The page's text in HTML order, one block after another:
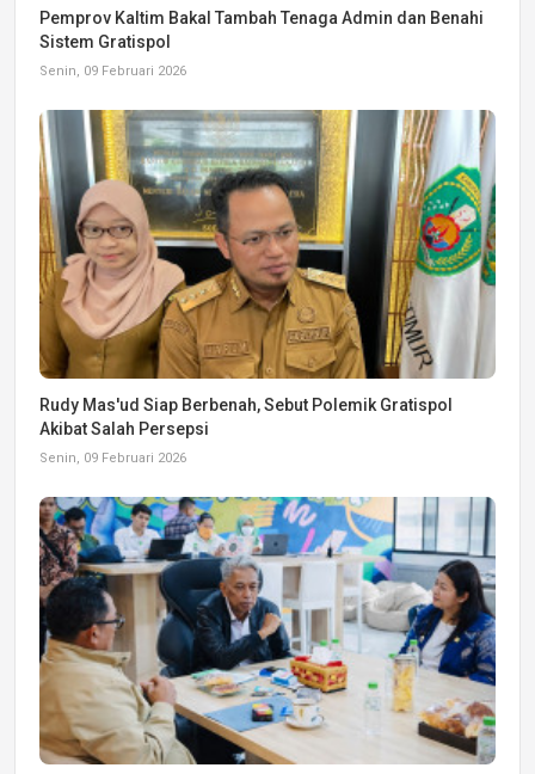
Pemprov Kaltim Bakal Tambah Tenaga Admin dan Benahi
Sistem Gratispol
Senin, 09 Februari 2026
Rudy Mas'ud Siap Berbenah, Sebut Polemik Gratispol
Akibat Salah Persepsi
Senin, 09 Februari 2026